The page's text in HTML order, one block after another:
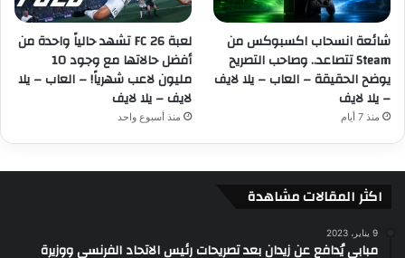
شائعة انسحاب اكسبوكس من
Steam تتصاعد.. وصاحب التصريح
يوضح الحقيقة – العاب – يلا لايف
– يلا لايف
منذ 7 أيام
لعبة FC 26 تشهد حالياً واحدة من
أفضل حالاتها مع وجود 10
مليون لاعب شهرياً! – العاب – يلا
لايف – يلا لايف
منذ أسبوع واحد
اكثر المقالات مشاهدة
9 يناير، 2023
مبابي يُدافع عن زيدان بعد تصريحات رئيس الاتحاد الفرنسي ووزيرة